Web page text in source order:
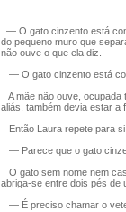
— O gato cinzento está
do pequeno muro que
não ouve o que ela diz.
— O gato cinzento está
A mãe não ouve, ocupada
aliás, também devia estar a
Então Laura repete para
— Parece que o gato
O gato sem nome nem
abriga-se entre dois pés de
— É preciso chamar o